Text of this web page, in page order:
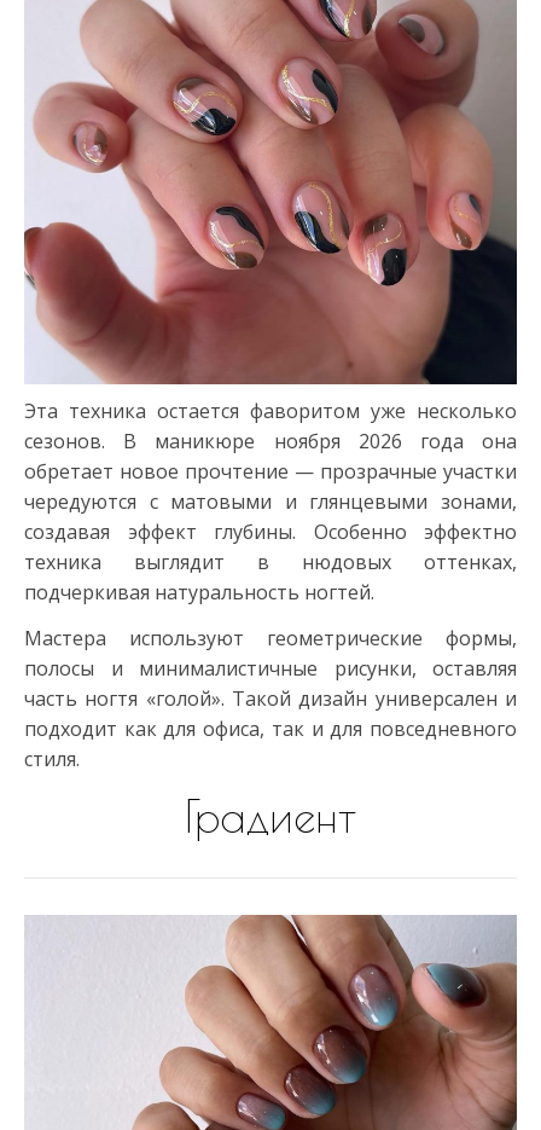
Эта техника остается фаворитом уже несколько
сезонов. В маникюре ноября 2026 года она
обретает новое прочтение — прозрачные участки
чередуются с матовыми и глянцевыми зонами,
создавая эффект глубины. Особенно эффектно
техника выглядит в нюдовых оттенках,
подчеркивая натуральность ногтей.
Мастера используют геометрические формы,
полосы и минималистичные рисунки, оставляя
часть ногтя «голой». Такой дизайн универсален и
подходит как для офиса, так и для повседневного
стиля.
Градиент